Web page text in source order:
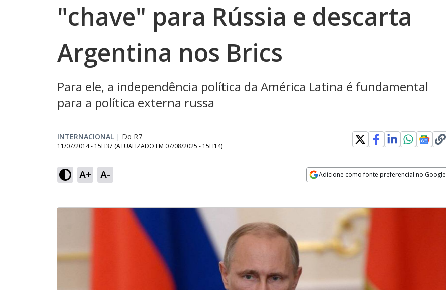
"chave" para Rússia e descarta
Argentina nos Brics
Para ele, a independência política da América Latina é fundamental
para a política externa russa
INTERNACIONAL | Do R7
11/07/2014 - 15H37 (ATUALIZADO EM 07/08/2025 - 15H14)
A+ A- Adicione como fonte preferencial no Google